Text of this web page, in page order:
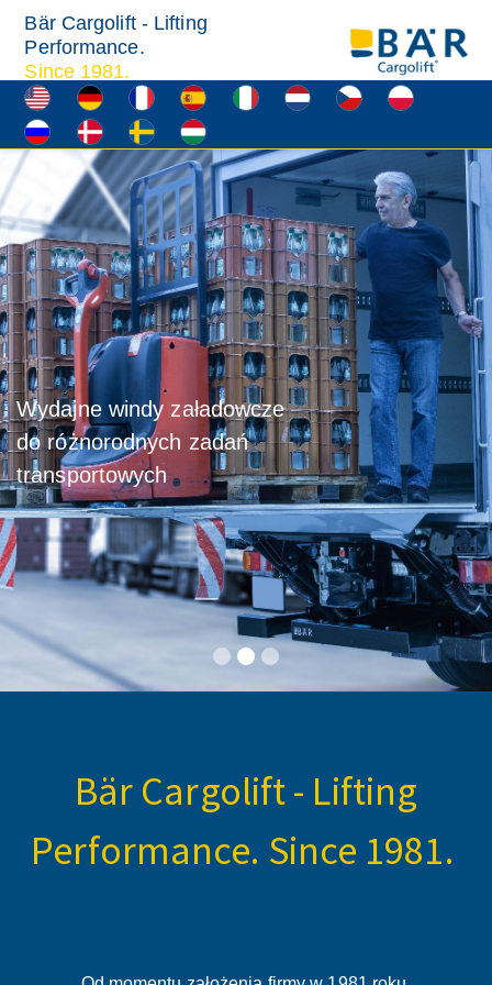
Bär Cargolift - Lifting
Performance.
Since 1981.
Wydajne windy załadowcze
do różnorodnych zadań
transportowych
Bär Cargolift - Lifting
Performance. Since 1981.